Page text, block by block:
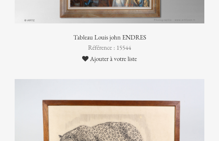
Tableau Louis john ENDRES
Référence : 15544
Ajouter à votre liste